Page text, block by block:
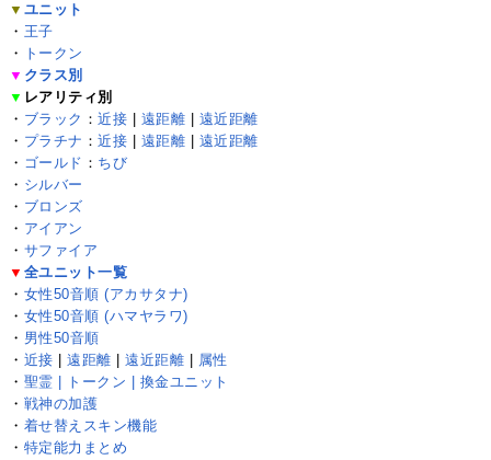
▼ ユニット
・ 王子
・
トークン
▼ クラス別
▼ レアリティ別
・ ブラック ：近接 遠距離
遠近距離
・ プラチナ ：近接 遠距離
遠近距離
・ ゴールド ： ちび
・ シルバー
・ ブロンズ
・ アイアン
・ サファイア
▼ 全ユニット一覧
・ 女性50音順 (アカサタナ)
・ 女性50音順 (ハマヤラワ)
・ 男性50音順
・ 近接 |遠距離 |遠近距離
属性
・ 聖霊 | トークン | 換金ユニット
・ 戦神の加護
・ 着せ替えスキン機能
・ 特定能力まとめ